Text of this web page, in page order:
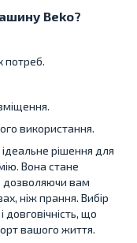
Beko?
потреб.
використання.
рішення для
Вона стане
дозволяючи вам
ніж прання. Вибір
довговічність, що
вашого життя.